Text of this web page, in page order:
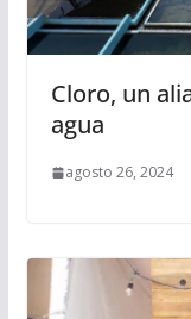
Cloro, un
agua
agosto 26, 2024